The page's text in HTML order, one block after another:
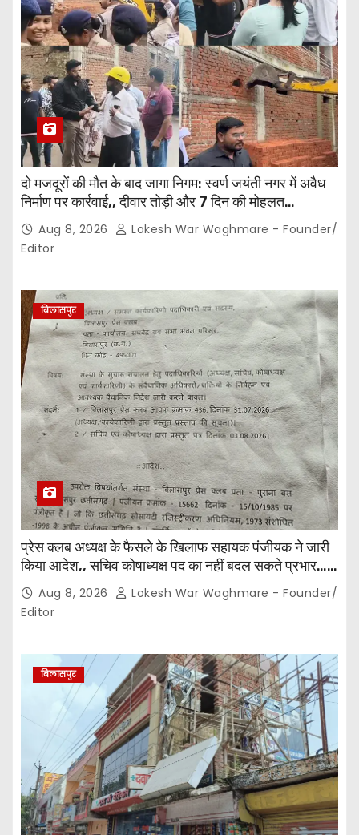
दो मजदूरों की मौत के बाद जागा निगम: स्वर्ण जयंती नगर में अवैध
निर्माण पर कार्रवाई,, दीवार तोड़ी और 7 दिन की मोहलत…
Aug 8, 2026
Lokesh War Waghmare - Founder/
Editor
बिलासपुर
प्रेस क्लब अध्यक्ष के फैसले के खिलाफ सहायक पंजीयक ने जारी
किया आदेश,, सचिव कोषाध्यक्ष पद का नहीं बदल सकते प्रभार…
पदाधिकारियों के बीच विवाद अब प्रशासनिक जांच और नियमों की
कसौटी तक पहुंचा…
Aug 8, 2026
Lokesh War Waghmare - Founder/
Editor
बिलासपुर